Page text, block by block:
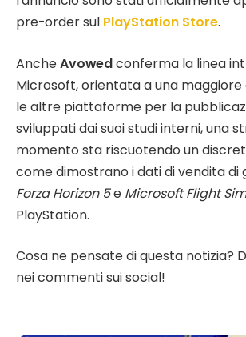
pre-order sul PlayStation Store.
AncheAvowedconferma la linea
Microsoft, orientata a una
le altre piattaforme per la
sviluppati dai suoi studi interni, una
momento sta riscuotendo un
come dimostrano i dati di vendita di
Forza Horizon 5e Microsoft Flight
PlayStation.
Cosa ne pensate di questa notizia?
nei commenti sui social!